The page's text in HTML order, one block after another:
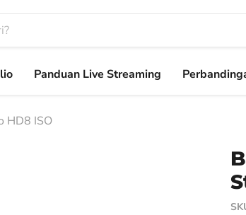
Panduan Live Streaming
HD8 ISO